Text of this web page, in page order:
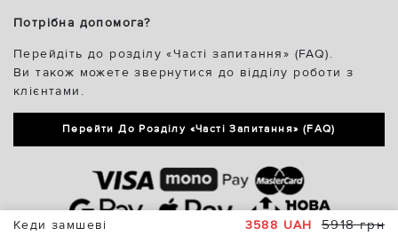
Кеди замшеві 3588 UAH 5918 грн
Потрібна допомога?
Перейдіть до розділу «Часті запитання» (FAQ).
Ви також можете звернутися до відділу роботи з
клієнтами.
Перейти До Розділу «Часті Запитання» (FAQ)